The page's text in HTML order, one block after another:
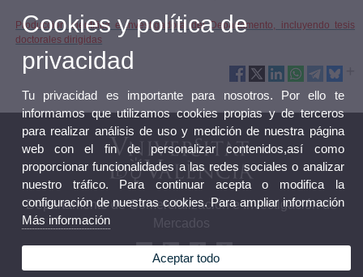
Producción científica e investigadora del Departamento, incluyendo tesis
doctorales dirigidas
Departamento de Comercialización e Investigación de
Mercados
Cookies y política de
privacidad
Tu privacidad es importante para nosotros. Por ello te
informamos que utilizamos cookies propias y de terceros
para realizar análisis de uso y medición de nuestra página
web con el fin de personalizar contenidos,así como
proporcionar funcionalidades a las redes sociales o analizar
nuestro tráfico. Para continuar acepta o modifica la
configuración de nuestras cookies. Para ampliar información
Más información
Aceptar todo